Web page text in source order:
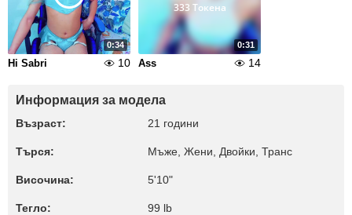
0:34
Hi Sabri 10
0:31
333 Токена
Ass 14
Информация за модела
Възраст: 21 години
Търся: Мъже, Жени, Двойки, Транс
Височина: 5'10"
Тегло: 99 lb